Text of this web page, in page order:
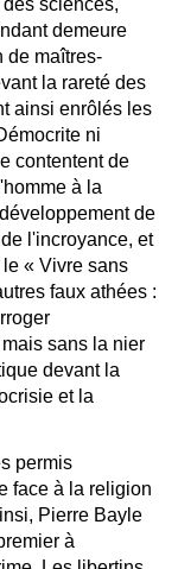
sciences,
demeure
de maîtres-
la rareté des
ainsi enrôlés les
ni
contentent de
à la
de
l'incroyance, et
« Vivre sans
faux athées :
sans la nier
devant la
et la
permis
face à la religion
Pierre Bayle
à